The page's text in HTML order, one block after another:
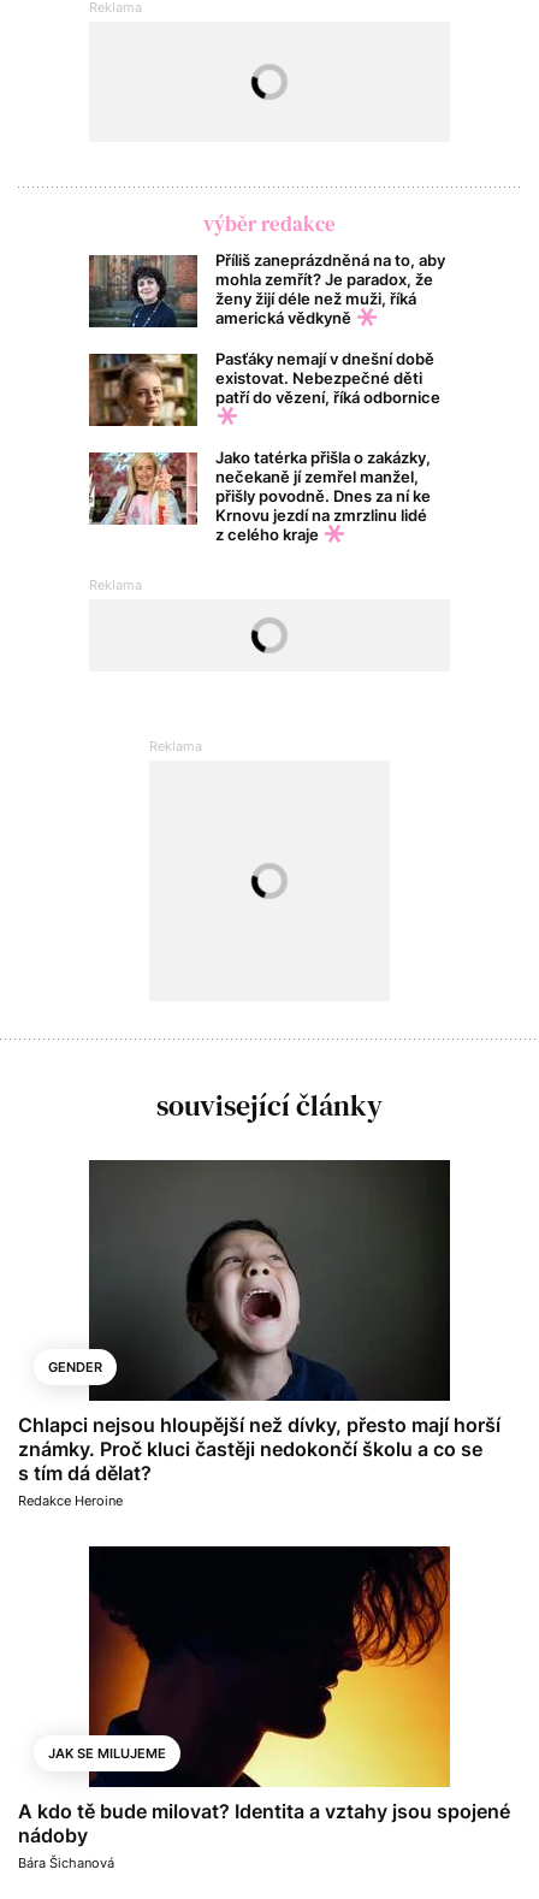
výběr redakce
Příliš zaneprázdněná na to, aby
mohla zemřít? Je paradox, že
ženy žijí déle než muži, říká
americká vědkyně
Pasťáky nemají v dnešní době
existovat. Nebezpečné děti
patří do vězení, říká odbornice
Jako tatérka přišla o zakázky,
nečekaně jí zemřel manžel,
přišly povodně. Dnes za ní ke
Krnovu jezdí na zmrzlinu lidé
z celého kraje
související články
GENDER
Chlapci nejsou hloupější než dívky, přesto mají horší
známky. Proč kluci častěji nedokončí školu a co se
s tím dá dělat?
Redakce Heroine
JAK SE MILUJEME
A kdo tě bude milovat? Identita a vztahy jsou spojené
nádoby
Bára Šichanová